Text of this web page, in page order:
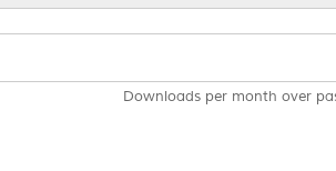
Downloads per month over